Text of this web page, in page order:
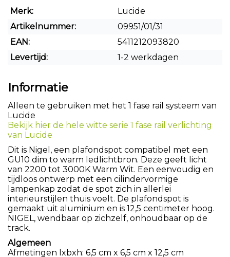
Merk:
Lucide
Artikelnummer:
09951/01/31
EAN:
5411212093820
Levertijd:
1-2 werkdagen
Informatie
Alleen te gebruiken met het 1 fase rail systeem van
Lucide
Bekijk hier de hele witte serie 1 fase rail verlichting
van Lucide
Dit is Nigel, een plafondspot compatibel met een
GU10 dim to warm ledlichtbron. Deze geeft licht
van 2200 tot 3000K Warm Wit. Een eenvoudig en
tijdloos ontwerp met een cilindervormige
lampenkap zodat de spot zich in allerlei
interieurstijlen thuis voelt. De plafondspot is
gemaakt uit aluminium en is 12,5 centimeter hoog.
NIGEL, wendbaar op zichzelf, onhoudbaar op de
track.
Algemeen
Afmetingen lxbxh: 6,5 cm x 6,5 cm x 12,5 cm